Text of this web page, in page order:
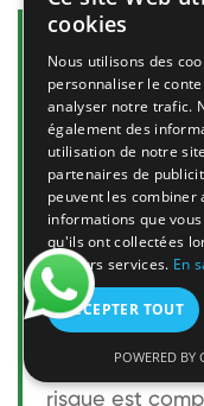
Questions
Le frelon
l'homme ?
Le frelon
taille mais
son nid. Sa
celle d'une
une personne
bénigne. Pour
risque est
cookies
Nous utilisons des
personnaliser le
analyser notre trafic.
également des
utilisation de notre
partenaires de
peuvent les combiner
informations que
qu'ils ont collectées
de leurs services. En
ACCEPTER TOUT
POWERED BY